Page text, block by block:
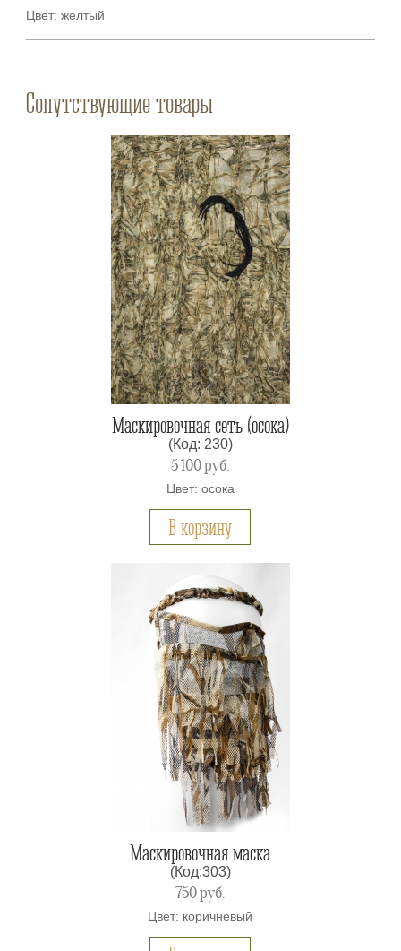
Цвет: желтый
Сопутствующие товары
Маскировочная сеть (осока)
(Код: 230)
5 100руб.
Цвет: осока
В корзину
Маскировочная маска
(Код:303)
750руб.
Цвет: коричневый